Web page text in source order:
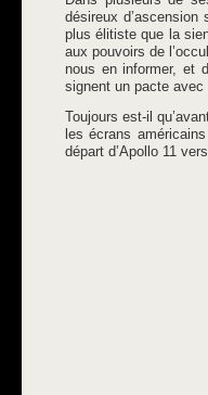
désireux
plus élitiste que la
aux pouvoirs de
nous en informer, et
signent un pacte avec
Toujours est-il
les écrans
départ d’Apollo 11